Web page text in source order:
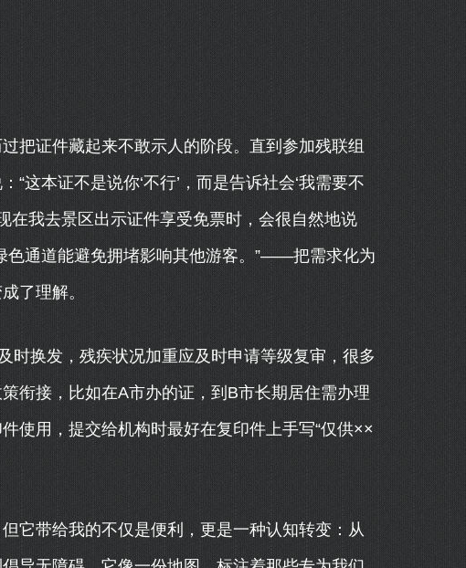
把证件藏起来不敢示人的阶段。直到参加残联组
这本证不是说你‘不行’，而是告诉社会‘我需要不
在我去景区出示证件享受免票时，会很自然地说
色通道能避免拥堵影响其他游客。”——把需求化为
了理解。
时换发，残疾状况加重应及时申请等级复审，很多
衔接，比如在A市办的证，到B市长期居住需办理
使用，提交给机构时最好在复印件上手写“仅供××
它带给我的不仅是便利，更是一种认知转变：从